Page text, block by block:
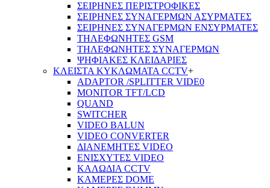
ΣΕΙΡΗΝΕΣ ΠΕΡΙΣΤΡΟΦΙΚΕΣ
ΣΕΙΡΗΝΕΣ ΣΥΝΑΓΕΡΜΩΝ ΑΣΥΡΜΑΤΕΣ
ΣΕΙΡΗΝΕΣ ΣΥΝΑΓΕΡΜΩΝ ΕΝΣΥΡΜΑΤΕΣ
ΤΗΛΕΦΩΝΗΤΕΣ GSM
ΤΗΛΕΦΩΝΗΤΕΣ ΣΥΝΑΓΕΡΜΩΝ
ΨΗΦΙΑΚΕΣ ΚΛΕΙΔΑΡΙΕΣ
ΚΛΕΙΣΤΑ ΚΥΚΛΩΜΑΤΑ CCTV+
ADAPTOR /SPLITTER VIDE0
MONITOR TFT/LCD
QUAND
SWITCHER
VIDEO BALUN
VIDEO CONVERTER
ΔΙΑΝΕΜΗΤΕΣ VIDEO
ΕΝΙΣΧΥΤΕΣ VIDEO
ΚΑΛΩΔΙΑ CCTV
ΚΑΜΕΡΕΣ DOME